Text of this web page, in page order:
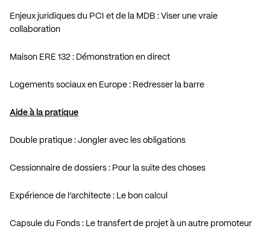
Enjeux juridiques du PCI et de la MDB : Viser une vraie
collaboration
Maison ERE 132 : Démonstration en direct
Logements sociaux en Europe : Redresser la barre
Aide à la pratique
Double pratique : Jongler avec les obligations
Cessionnaire de dossiers : Pour la suite des choses
Expérience de l’architecte : Le bon calcul
Capsule du Fonds : Le transfert de projet à un autre promoteur